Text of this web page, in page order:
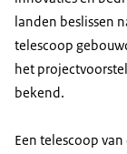
landen beslissen
telescoop
het
bekend.
Een telescoop